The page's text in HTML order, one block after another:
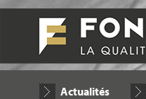
Actualités